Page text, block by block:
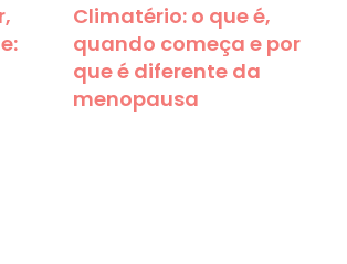
Climatério: o que é,
quando começa e por
que é diferente da
menopausa